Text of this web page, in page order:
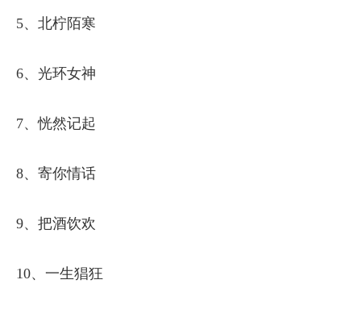
5、北柠陌寒
6、光环女神
7、恍然记起
8、寄你情话
9、把酒饮欢
10、一生猖狂